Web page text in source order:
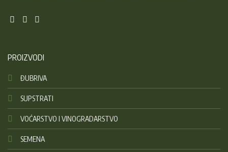
PROIZVODI
ĐUBRIVA
SUPSTRATI
VOĆARSTVO I VINOGRADARSTVO
SEMENA